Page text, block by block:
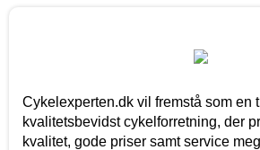
Cykelexperten.dk vil fremstå som en
kvalitetsbevidst cykelforretning, der
kvalitet, gode priser samt service